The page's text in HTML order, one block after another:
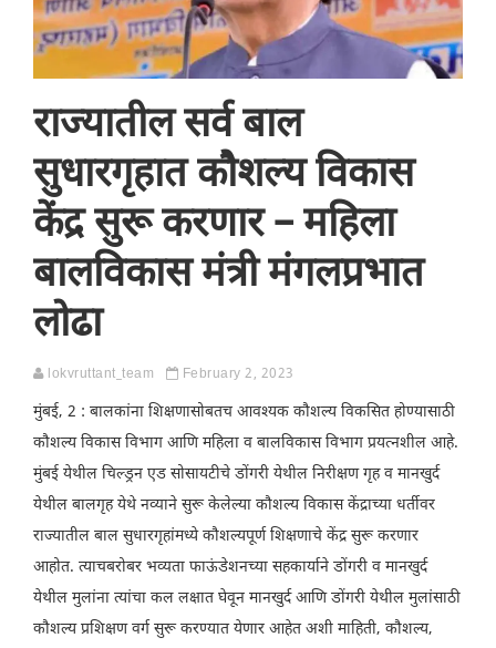
राज्यातील सर्व बाल
सुधारगृहात कौशल्य विकास
केंद्र सुरू करणार – महिला
बालविकास मंत्री मंगलप्रभात
लोढा
lokvruttant_team February 2, 2023
मुंबई, 2 : बालकांना शिक्षणासोबतच आवश्यक कौशल्य विकसित होण्यासाठी
कौशल्य विकास विभाग आणि महिला व बालविकास विभाग प्रयत्नशील आहे.
मुंबई येथील चिल्ड्रन एड सोसायटीचे डोंगरी येथील निरीक्षण गृह व मानखुर्द
येथील बालगृह येथे नव्याने सुरू केलेल्या कौशल्य विकास केंद्राच्या धर्तीवर
राज्यातील बाल सुधारगृहांमध्ये कौशल्यपूर्ण शिक्षणाचे केंद्र सुरू करणार
आहोत. त्याचबरोबर भव्यता फाऊंडेशनच्या सहकार्याने डोंगरी व मानखुर्द
येथील मुलांना त्यांचा कल लक्षात घेवून मानखुर्द आणि डोंगरी येथील मुलांसाठी
कौशल्य प्रशिक्षण वर्ग सुरू करण्यात येणार आहेत अशी माहिती, कौशल्य,